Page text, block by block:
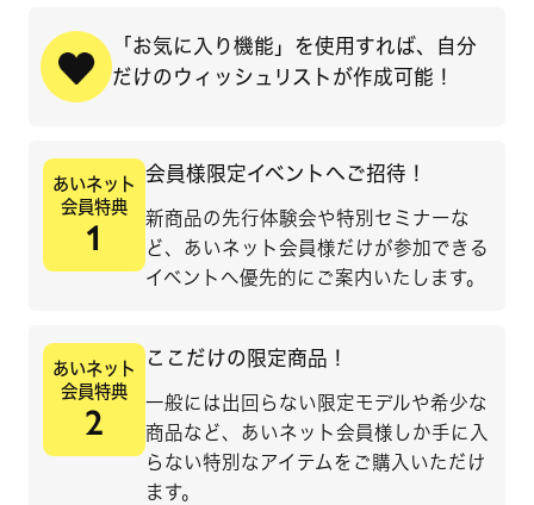
「お気に入り機能」を使用すれば、
自分
だけのウィッシュリストが作成可能！
あいネット
会員特典
1
会員様限定イベントへご招待！
新商品の先行体験会や特別セミナーな
ど、あいネット会員様だけが参加できる
イベントへ優先的にご案内いたします。
あいネット
会員特典
2
ここだけの限定商品！
一般には出回らない限定モデルや希少な
商品など、あいネット会員様しか手に入
らない特別なアイテムをご購入いただけ
ます。